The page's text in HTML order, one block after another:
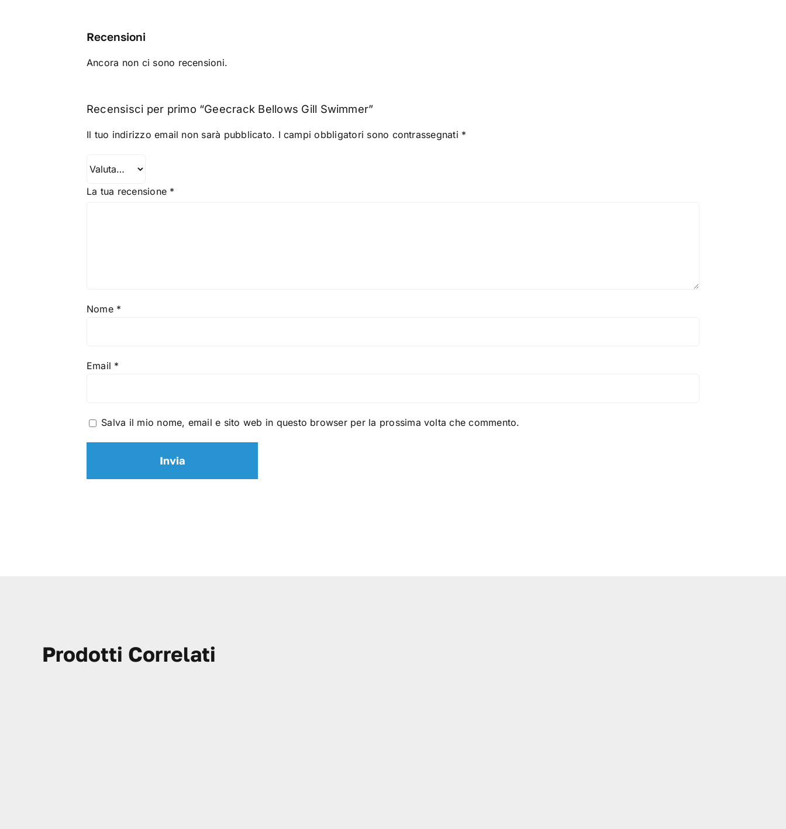
Recensioni
Ancora non ci sono recensioni.
Recensisci per primo “Geecrack Bellows Gill Swimmer”
Il tuo indirizzo email non sarà pubblicato. I campi obbligatori sono contrassegnati *
La tua recensione *
Nome *
Email *
Salva il mio nome, email e sito web in questo browser per la prossima volta che commento.
Prodotti Correlati